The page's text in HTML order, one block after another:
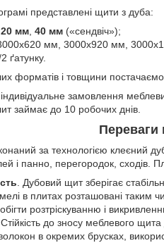
представлені щити з дуба:
20 мм, 40 мм («сендвіч»);
мм, 3000х920 мм,
ґатунку.
форматів і товщини
замовлення
займає до 10 робочих днів.
Переваги
за технологією клеєний
і панно, перегородок, сходів.
. Дубовий щит зберігає
в плитах розташовані таким
розтріскуванню і
до зносу меблевого
в окремих брусках,